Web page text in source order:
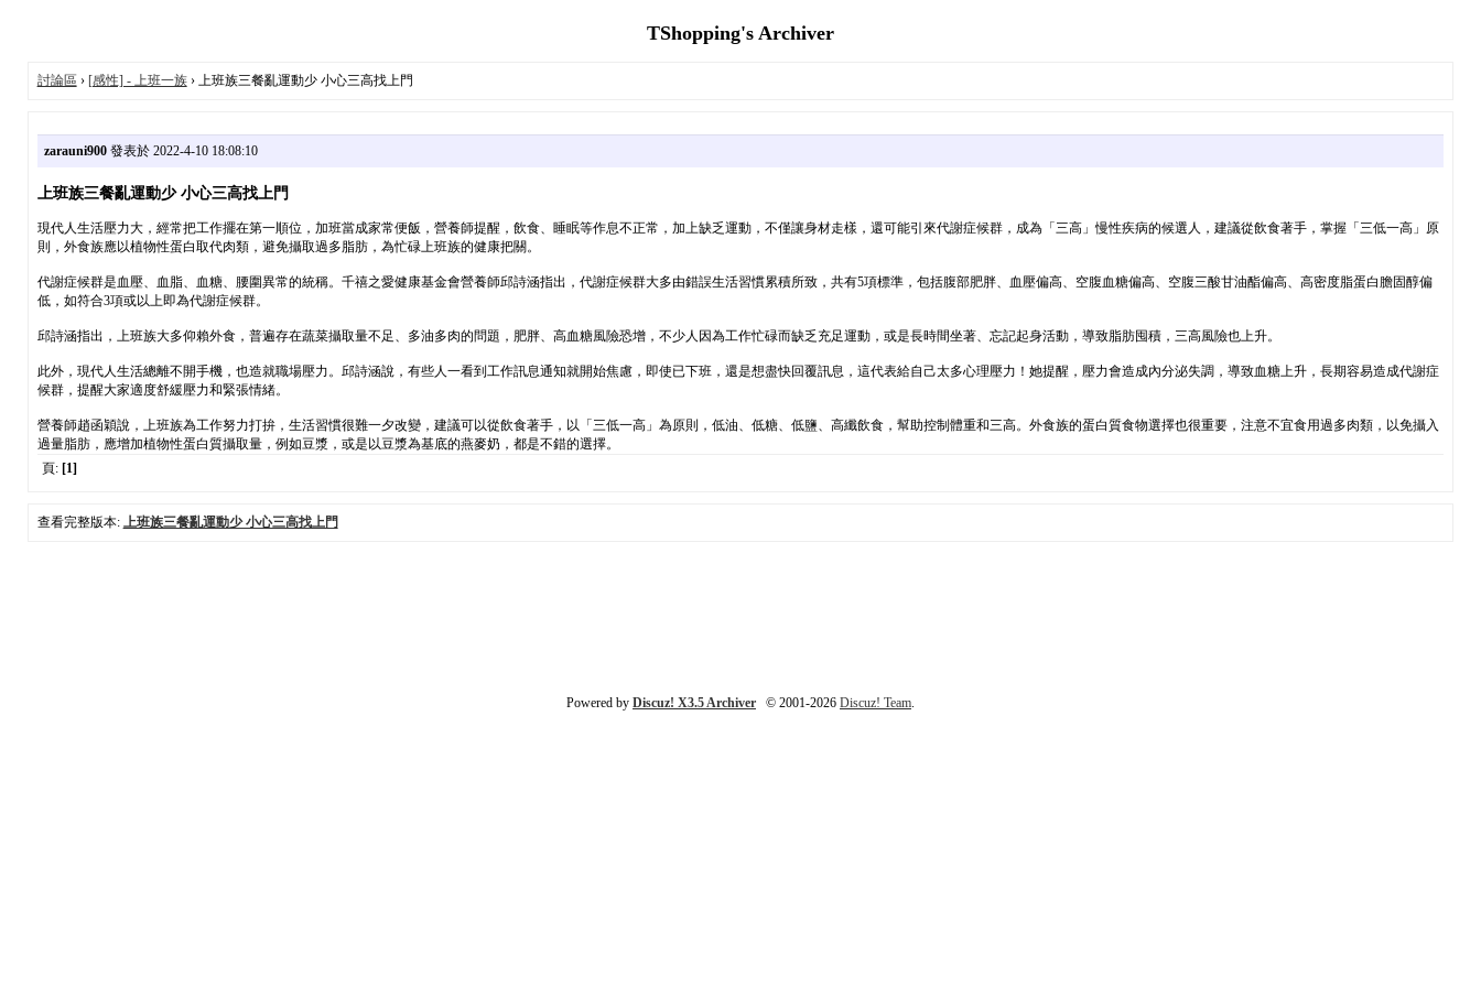
TShopping's Archiver
討論區 › [感性] - 上班一族› 上班族三餐亂運動少 小心三高找上門
zarauni900發表於 2022-4-10 18:08:10
上班族三餐亂運動少 小心三高找上門
現代人生活壓力大，經常把工作擺在第一順位，加班當成家常便飯，營養師提醒，飲食、睡眠等作息不正常，加上缺乏運動，不僅讓身材走樣，還可能引來代謝症候群，成為「三高」慢性疾病的候選人，建議從飲食著手，掌握「三低一高」原
則，外食族應以植物性蛋白取代肉類，避免攝取過多脂肪，為忙碌上班族的健康把關。
代謝症候群是血壓、血脂、血糖、腰圍異常的統稱。千禧之愛健康基金會營養師邱詩涵指出，代謝症候群大多由錯誤生活習慣累積所致，共有5項標準，包括腹部肥胖、血壓偏高、空腹血糖偏高、空腹三酸甘油酯偏高、高密度脂蛋白膽固醇偏
低，如符合3項或以上即為代謝症候群。
邱詩涵指出，上班族大多仰賴外食，普遍存在蔬菜攝取量不足、多油多肉的問題，肥胖、高血糖風險恐增，不少人因為工作忙碌而缺乏充足運動，或是長時間坐著、忘記起身活動，導致脂肪囤積，三高風險也上升。
此外，現代人生活總離不開手機，也造就職場壓力。邱詩涵說，有些人一看到工作訊息通知就開始焦慮，即使已下班，還是想盡快回覆訊息，這代表給自己太多心理壓力！她提醒，壓力會造成內分泌失調，導致血糖上升，長期容易造成代謝症
候群，提醒大家適度舒緩壓力和緊張情緒。
營養師趙函穎說，上班族為工作努力打拚，生活習慣很難一夕改變，建議可以從飲食著手，以「三低一高」為原則，低油、低糖、低鹽、高纖飲食，幫助控制體重和三高。外食族的蛋白質食物選擇也很重要，注意不宜食用過多肉類，以免攝入
過量脂肪，應增加植物性蛋白質攝取量，例如豆漿，或是以豆漿為基底的燕麥奶，都是不錯的選擇。
頁: [1]
查看完整版本: 上班族三餐亂運動少 小心三高找上門
Powered by Discuz! X3.5 Archiver © 2001-2026 Discuz! Team.